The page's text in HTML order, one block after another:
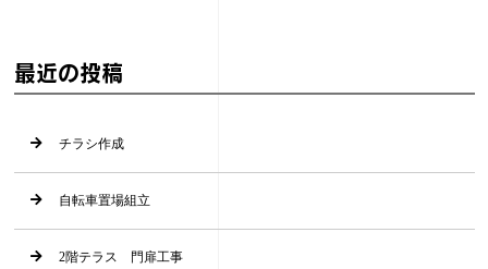
最近の投稿
チラシ作成
自転車置場組立
2階テラス 門扉工事